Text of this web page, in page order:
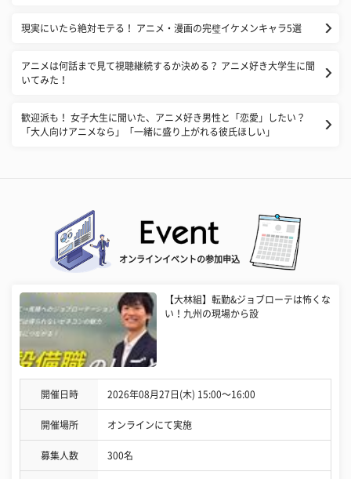
現実にいたら絶対モテる！ アニメ・漫画の完璧イケメンキャラ5選
アニメは何話まで見て視聴継続するか決める？ アニメ好き大学生に聞
いてみた！
歓迎派も！ 女子大生に聞いた、アニメ好き男性と「恋愛」したい？
「大人向けアニメなら」「一緒に盛り上がれる彼氏ほしい」
オンラインイベントの参加申込
【大林組】転勤&ジョブローテは怖くな
い！九州の現場から設
開催日時 2026年08月27日(木) 15:00〜16:00
開催場所 オンラインにて実施
募集人数 300名